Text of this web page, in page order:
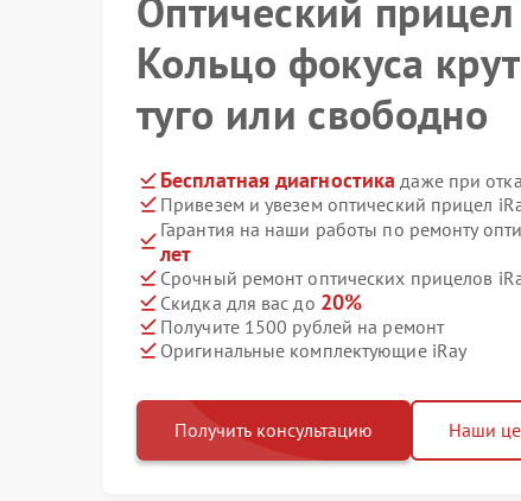
Оптический прицел
Кольцо фокуса
туго или свободно
Бесплатная диагностика даже при
Привезем и увезем оптический прицел
Гарантия на наши работы по ремонту
лет
Срочный ремонт оптических прицелов
Скидка для вас до 20%
Получите 1500 рублей на ремонт
Оригинальные комплектующие iRay
Получить консультацию Наши